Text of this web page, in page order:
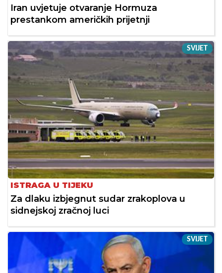
Iran uvjetuje otvaranje Hormuza
prestankom američkih prijetnji
SVIJET
ISTRAGA U TIJEKU
Za dlaku izbjegnut sudar zrakoplova u
sidnejskoj zračnoj luci
SVIJET